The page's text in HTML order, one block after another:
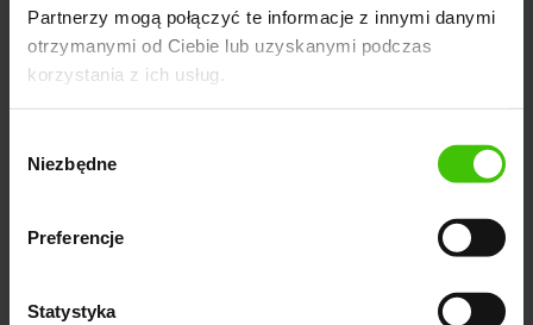
Partnerzy mogą połączyć te informacje z innymi danymi
otrzymanymi od Ciebie lub uzyskanymi podczas
korzystania z ich usług.
zgody
Niezbędne
Preferencje
Statystyka
Personalizowana analiza konkurencji
treści z konkurencją, dostarczając precyzyjnych
skuteczny sposób na utrzymanie przewagi
konkurencyjnej w dynamicznym świecie SEO.
Surfer SEO umożliwia monitorowanie